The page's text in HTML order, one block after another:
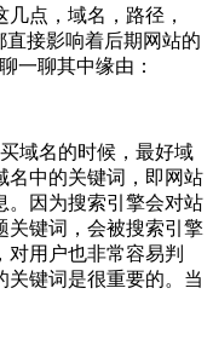
点，域名，路径，
直接影响着后期网站的
一聊其中缘由：
域名的时候，最好域
名中的关键词，即网站
。因为搜索引擎会对站
关键词，会被搜索引擎
用户也非常容易判
关键词是很重要的。当